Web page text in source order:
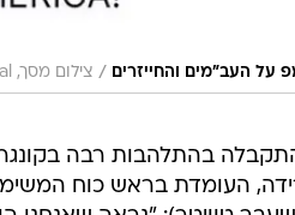
על העב"מים והחייזרים / צילום מסך, Truth Social .
בהתלהבות רבה
העומדת בראש כוח